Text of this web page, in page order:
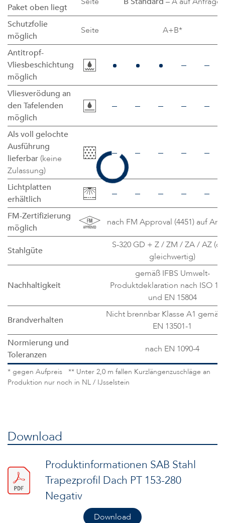
Paket oben liegt
Schutzfolie
möglich
Seite A+B*
Antitropf-
Vliesbeschichtung
möglich
Vliesverödung an
den Tafelenden
möglich
Als voll gelochte
Ausführung
lieferbar (keine
Zulassung)
Lichtplatten
erhältlich
FM-Zertifizierung
möglich
nach FM Approval (4451) auf
Stahlgüte
S-320 GD + Z / ZM / ZA / AZ
gleichwertig)
Nachhaltigkeit
gemäß IFBS Umwelt-
Produktdeklaration nach ISO
und EN 15804
Brandverhalten
Nicht brennbar Klasse A1
EN 13501-1
Normierung und
Toleranzen
nach EN 1090-4
* gegen Aufpreis ** Unter 2,0 m fallen Kurzlängenzuschläge an
Produktion nur noch in NL / IJsselstein
Download
Produktinformationen SAB Stahl
Trapezprofil Dach PT 153-280
Negativ
Download